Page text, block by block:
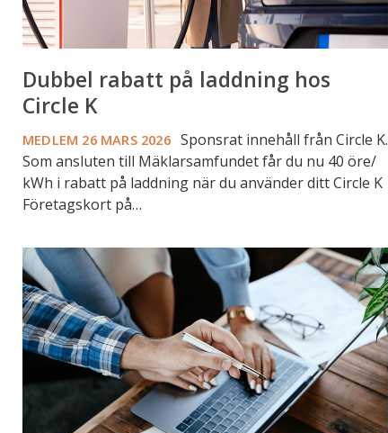
Dubbel rabatt på laddning hos
Circle K
MEDLEM 26 MARS 2026 Sponsrat innehåll från Circle K.
Som ansluten till Mäklarsamfundet får du nu 40 öre/
kWh i rabatt på laddning när du använder ditt Circle K
Företagskort på…
nya
kurser
för
dig
som